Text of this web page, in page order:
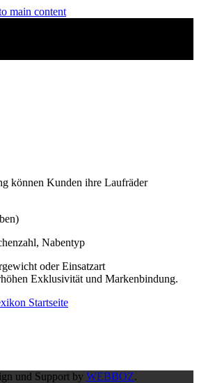
main content
können Kunden ihre Laufräder
Nabentyp
oder Einsatzart
Exklusivität und Markenbindung.
Startseite
und Support by WEBBOZ.